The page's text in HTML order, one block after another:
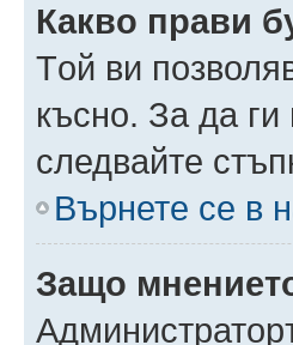
Какво прави
Tой ви
късно. За да
следвайте
Върнете се в
Защо